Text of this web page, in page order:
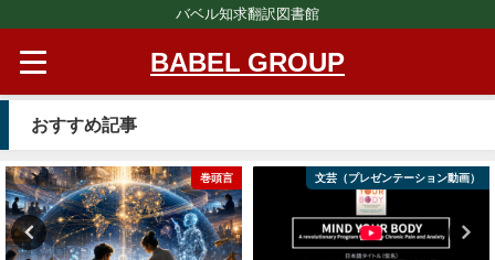
バベル知求翻訳図書館
BABEL GROUP
おすすめ記事
巻頭言 文芸（プレゼンテーション動画）